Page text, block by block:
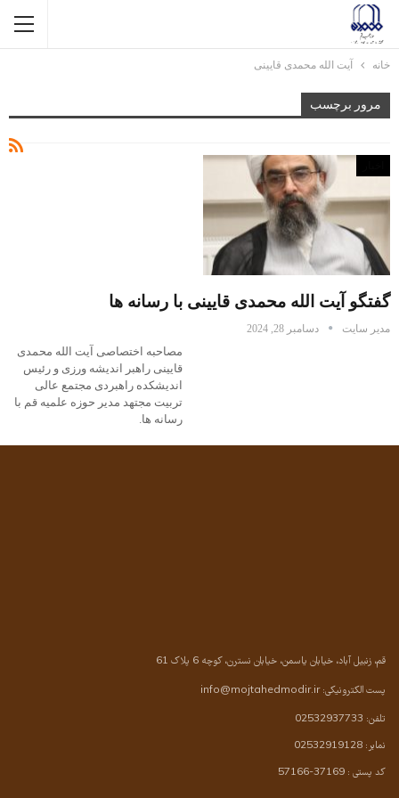
خانه آیت الله محمدی قایینی
مرور برچسب
گفتگو آیت الله محمدی قایینی با رسانه ها
مدیر سایت دسامبر 28, 2024
مصاحبه اختصاصی آیت الله محمدی
قایینی راهبر اندیشه ورزی و رئیس
اندیشکده راهبردی مجتمع عالی
تربیت مجتهد مدیر حوزه علمیه قم با
رسانه ها.
قم، زنبیل آباد، خیابان یاسمن، خیابان نسترن، کوچه 6 پلاک 61
پست الکترونیکی:info@mojtahedmodir.ir
تلفن: 02532937733
نمابر: 02532919128
کد پستی : 37169-57166